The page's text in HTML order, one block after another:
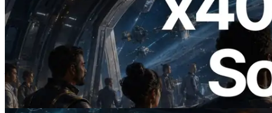
2026.07.04
ERPC 发布支持 x402 支付的 Solana RPC
— AI Agent 按需为 API 付费的时代开启
阅读此文章